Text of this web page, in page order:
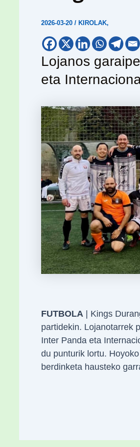
2026-03-20 / KIROLAK,
Lojanos
eta
FUTBOLA| Kings
partidekin. Lojanotarrek
Inter Panda eta
du punturik lortu.
berdinketa hausteko